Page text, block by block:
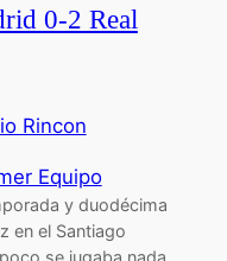
0-2 Real
Rincon
Equipo
y duodécima
en el Santiago
se jugaba nada.